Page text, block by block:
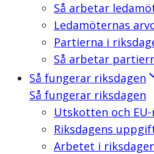
Så arbetar
Ledamöternas
Partierna i
Så arbetar
Så fungerar riksdagen
Så fungerar riksdagen
Utskotten och
Riksdagens
Arbetet i